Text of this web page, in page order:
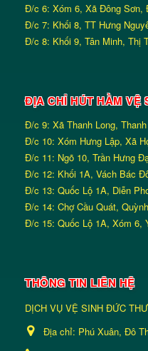
Đ/c 6: Xóm 6, Xã Đông Sơn,
Đ/c 7: Khối 8, TT Hưng
Đ/c 8: Khối 9, Tân Minh, Thị
ĐỊA CHỈ HÚT HẦM VỆ
Đ/c 9: Xã Thanh Long,
Đ/c 10: Xóm Hưng Lập, Xã
Đ/c 11: Ngõ 10, Trần Hưng
Đ/c 12: Khối 1A, Vách Bác
Đ/c 13: Quốc Lộ 1A, Diễn
Đ/c 14: Chợ Cầu Quát,
Đ/c 15: Quốc Lộ 1A, Xóm 6,
THÔNG TIN LIÊN HỆ
DỊCH VỤ VỆ SINH ĐỨC
Địa chỉ: Phú Xuân, Đô